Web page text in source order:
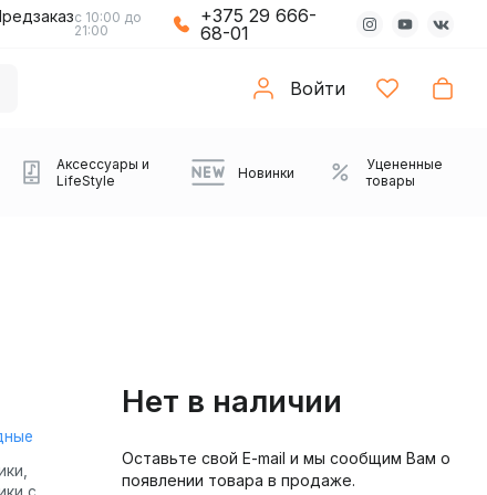
с 10:00 до
21:00
+375 29 666-
68-01
Войти
Плееры Аудиоинтерфейсы
Виниловые
проигрыватели
Звуковые карты
Partybox
Саундбары
Компьютерные колонки Веб-камеры
Коврики с подсветкой Проекторы
Аксессуары и
LifeStyle
Зарядные устройства Транспорт
Новинки
Уцененные
товары
Нет в наличии
Оставьте свой E-mail и мы сообщим Вам о
появлении товара в продаже.